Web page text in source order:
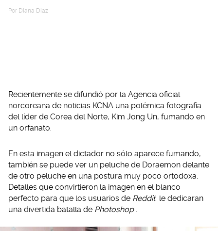
Por Diana Diaz
Recientemente se difundió por la Agencia oficial
norcoreana de noticias KCNA una polémica fotografía
del líder de Corea del Norte, Kim Jong Un, fumando en
un orfanato.
En esta imagen el dictador no sólo aparece fumando,
también se puede ver un peluche de Doraemon delante
de otro peluche en una postura muy poco ortodoxa.
Detalles que convirtieron la imagen en el blanco
perfecto para que los usuarios de Reddit le dedicaran
una divertida batalla de Photoshop .